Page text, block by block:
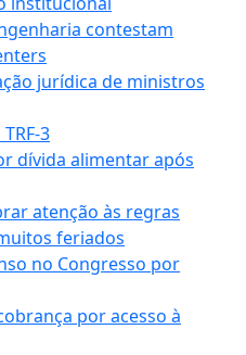
contestam
jurídica de ministros
3
dívida alimentar após
atenção às regras
feriados
no Congresso por
por acesso à